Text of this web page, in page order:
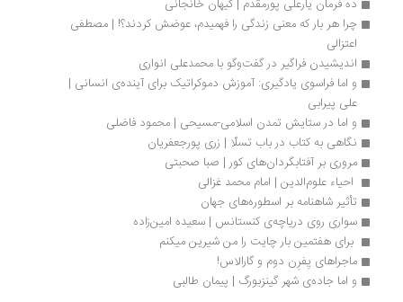
ده فرمان یارعلی پورمقدم | کیهان خانجانی
چرا هر بار که معنی زندگی را فهمیدم، عوضش کردند؟! | مصطفی
اندیشیدن فراگیر در گفت‌وگو با محمدعلی انواری
و اما فراسوی یادگیری: آموزش دموکراتیک برای آینده‌ی انسانی |
علی پیرابی
و اما در ستایش تمدن اسلامی-مسیحی | محمود فاضلی
نگاهی به کتاب در باب تسلّا | زری پورجعفریان
مروری بر آفتابگردان‌های کور | صبا صحبتی
احیاء علوم‌الدین | امام محمد غزالی
تأثیر شاهنامه بر اسطوره‌های جهان
سواری روی دریاچه‌ی کنستانس | سعیده امین‌زاده
برای هفتمین بار چایت را من شیرین میکنم
ماجراهای یِفرِن دوم و گارالاس!
و اما جاده‌ی شهر گینزبورگ | پیمان طالبی